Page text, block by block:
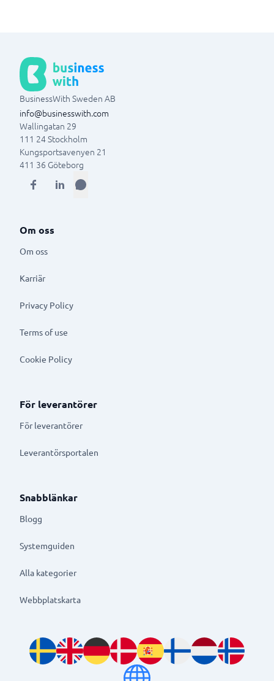
BusinessWith Sweden AB
info@businesswith.com
Wallingatan 29
111 24Stockholm
Kungsportsavenyen 21
411 36 Göteborg
Om oss
Om oss
Karriär
Privacy Policy
Terms of use
Cookie Policy
För leverantörer
För leverantörer
Leverantörsportalen
Snabblänkar
Blogg
Systemguiden
Alla kategorier
Webbplatskarta